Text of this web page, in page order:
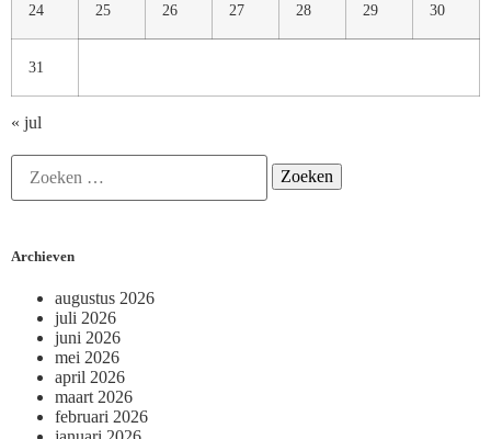
24 25 26 27 28 29 30
31
« jul
Archieven
augustus 2026
juli 2026
juni 2026
mei 2026
april 2026
maart 2026
februari 2026